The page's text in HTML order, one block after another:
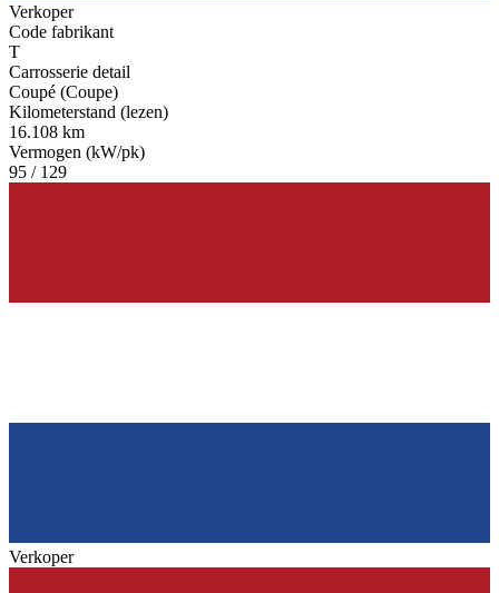
Verkoper
Code fabrikant
T
Carrosserie detail
Coupé (Coupe)
Kilometerstand (lezen)
16.108 km
Vermogen (kW/pk)
95 / 129
Verkoper